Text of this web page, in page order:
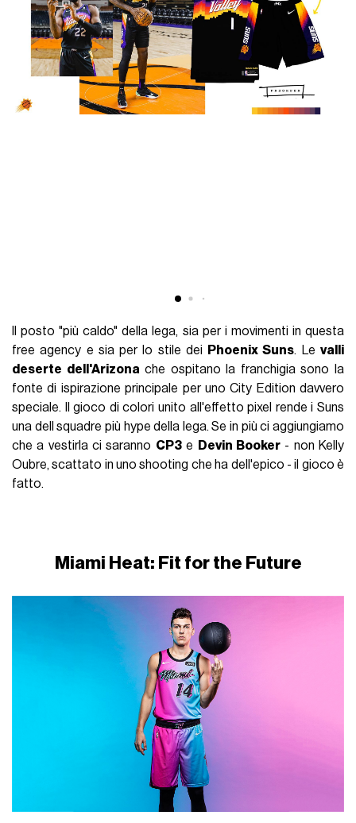
Il posto "più caldo" della lega, sia per i movimenti in questa
free agency e sia per lo stile dei
Phoenix Suns. Le valli
deserte dell'Arizona che ospitano la franchigia sono la
fonte di ispirazione principale per uno City Edition davvero
speciale. Il gioco di colori unito all'effetto pixel rende i Suns
una dell squadre più hype della lega. Se in più ci aggiungiamo
che a vestirla ci saranno CP3e Devin Booker- non Kelly
Oubre, scattato in uno shooting che ha dell'epico - il gioco è
fatto.
Miami Heat: Fit for the Future